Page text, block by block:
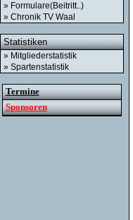
» Formulare(Beitritt..)
» Chronik TV Waal
Statistiken
» Mitgliederstatistik
» Spartenstatistik
Termine
Sponsoren